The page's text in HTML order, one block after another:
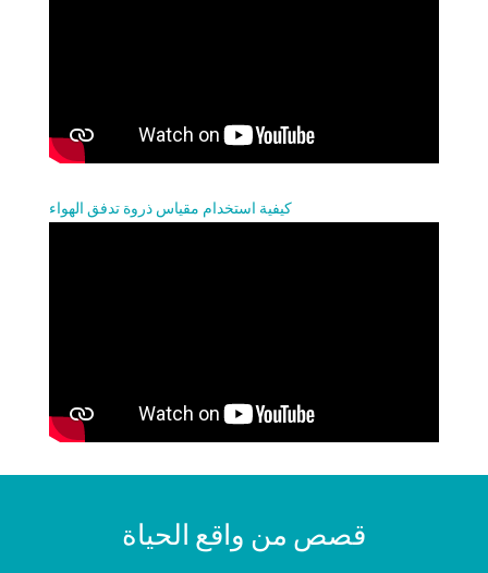
كيفية استخدام مقياس ذروة تدفق الهواء
قصص من واقع الحياة